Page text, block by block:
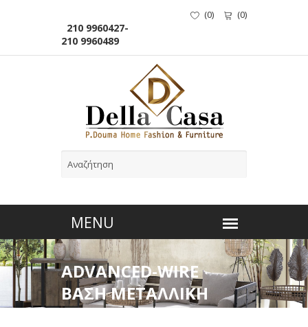
210 9960427-
210 9960489
(0) (0)
ADVANCED-WIRE
ΒΑΣΗ ΜΕΤΑΛΛΙΚΗ
ΜΑΥΡΗ GN1/2